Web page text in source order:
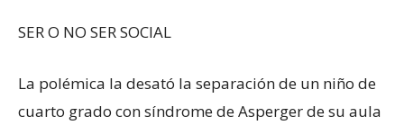
SER O NO SER SOCIAL
La polémica la desató la separación de un niño de
cuarto grado con síndrome de Asperger de su aula